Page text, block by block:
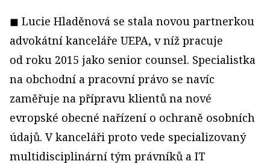
◼ Lucie Hladěnová se stala novou partnerkou
advokátní kanceláře UEPA, v níž pracuje
od roku 2015 jako senior counsel. Specialistka
na obchodní a pracovní právo se navíc
zaměřuje na přípravu klientů na nové
evropské obecné nařízení o ochraně osobních
údajů. V kanceláři proto vede specializovaný
multidisciplinární tým právníků a IT